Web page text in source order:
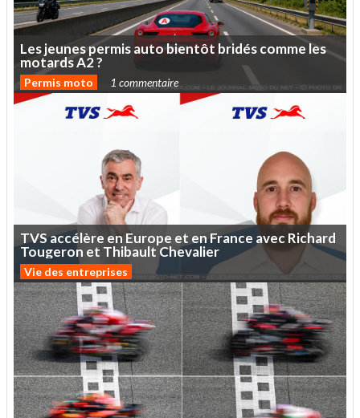
Lesjeunespermisautobientôt bridéscommeles
motardsA2?
Permis moto 1 commentaire
TVSaccélère enEurope et enFrance avecRichard
Tougeron et Thibault Chevalier
Vie des entreprises